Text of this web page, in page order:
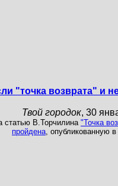
"точка возврата" и
Твой городок, 30
статью В.Торчилина "Точка
пройдена, опубликованную